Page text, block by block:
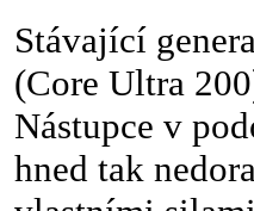
Stávající
(Core Ultra
Nástupce v
hned tak